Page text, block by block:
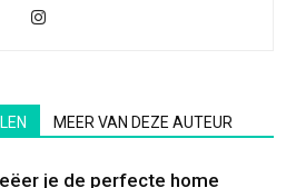
MEER VAN DEZE AUTEUR
je de perfecte home